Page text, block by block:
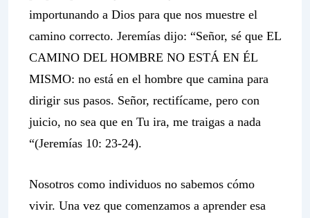
importunando a Dios para que nos muestre el
camino correcto. Jeremías dijo: “Señor, sé que EL
CAMINO DEL HOMBRE NO ESTÁ EN ÉL
MISMO: no está en el hombre que camina para
dirigir sus pasos. Señor, rectifícame, pero con
juicio, no sea que en Tu ira, me traigas a nada
“(Jeremías 10: 23-24).
Nosotros como individuos no sabemos cómo
vivir. Una vez que comenzamos a aprender esa